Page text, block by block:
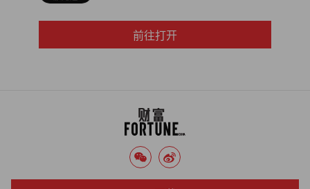
现场的服务安装，都必须要保持原来的风貌。
前往打开